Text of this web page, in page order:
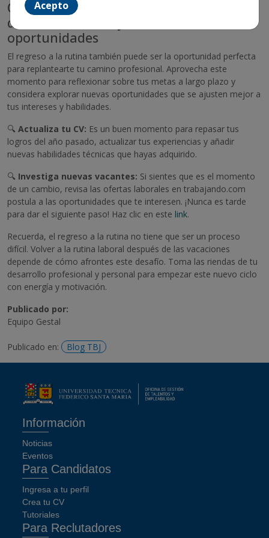
Cómo volver a la rutina laboral después
de las vacaciones y buscar nuevas
oportunidades
El regreso a la rutina también puede ser la oportunidad perfecta
para replantearte tu camino profesional. Aprovecha este
momento para reflexionar sobre tus metas a largo plazo y
considera explorar nuevas oportunidades que se ajusten mejor a
tus intereses y habilidades.
🔍 Actualiza tu CV: Es un buen momento para repasar tus
logros del año pasado, actualizar tus experiencias y añadir
nuevas habilidades técnicas que hayas adquirido.
🔍 Investiga nuevas vacantes: Si sientes que es el momento
de un cambio, revisa las ofertas laborales en trabajando.com
postula a las oportunidades que te interesen. ¡Nunca es tarde
para dar el siguiente paso! Haz clic en este link.
Recuerda, el regreso a la rutina no tiene que ser un proceso
difícil. Volver a la rutina laboral después de las vacaciones
depende de cómo afrontes este desafío. Toma las riendas de tu
desarrollo profesional y personal para empezar este nuevo ciclo
con energía y motivación.
Publicado por:
Equipo Gestal
Publicado en: Blog TBJ
Acepto
Información
Noticias
Eventos
Para Candidatos
Ingresa a tu perfil
Crea tu CV
Tutoriales
Para Reclutadores